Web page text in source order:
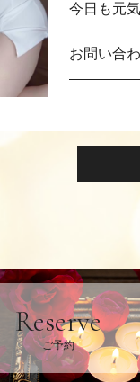
今日も元
お問い合
Reserve
ご予約